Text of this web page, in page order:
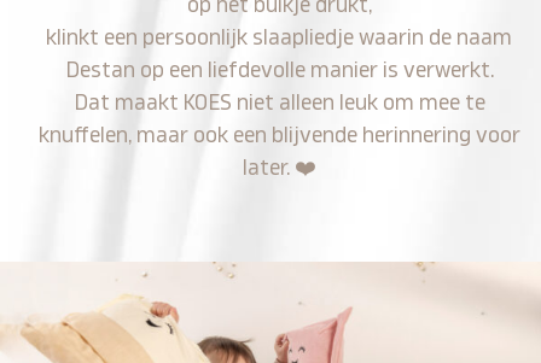
op het buikje drukt,
klinkt een persoonlijk slaapliedje waarin de naam
Destan op een liefdevolle manier is verwerkt.
Dat maakt KOES niet alleen leuk om mee te
knuffelen, maar ook een blijvende herinnering voor
later. ❤️